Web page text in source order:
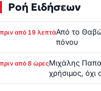
Ροή Ειδήσεων
πριν από 19 λεπτάΑπό το
πόνου
πριν από 8 ώρεςΜιχάλης
χρήσιμος, όχι